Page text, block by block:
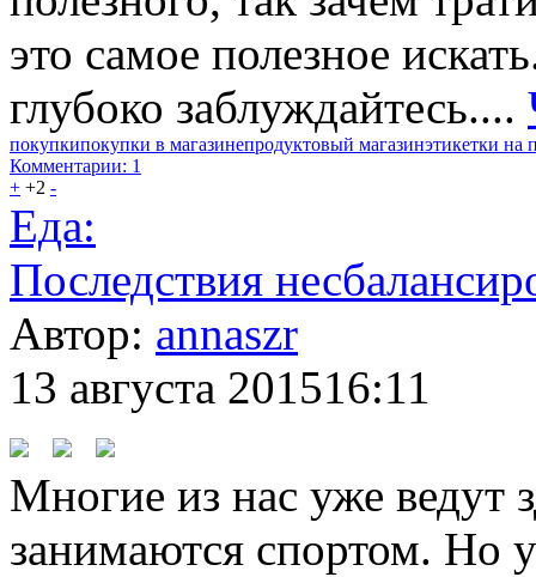
это самое полезное
глубоко заблуждайтесь....
покупкипокупки в магазинепродуктовый магазинэтикетки на
Комментарии: 1
+ +2 -
Еда:
Последствия
Автор: annaszr
13 августа 201516:11
Многие из нас уже ведут
занимаются спортом. Но